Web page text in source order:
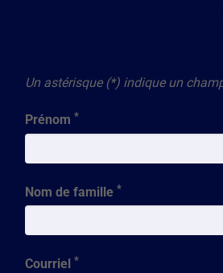
Un astérisque (*) indique un
Prénom *
Nom de famille *
Courriel *